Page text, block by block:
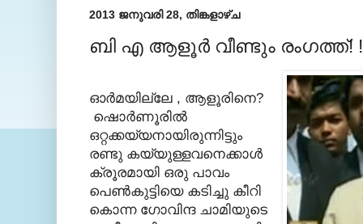
2013 ജനുവരി 28, തിങ്കളാഴ്‌ച
ബി എ ആളൂര്‍ വീണ്ടും രംഗത്ത്‌! !
ഓര്‍മയില്ലേ , ആളൂരിനെ?
ഷൊര്‍ണൂരില്‍
ഒറ്റക്കയ്യനായിരുന്നിട്ടും
രണ്ടു കയ്യുള്ളവനെക്കാള്‍
ക്രൂരമായി ഒരു പാവം
പെണ്‍കുട്ടിയെ കടിച്ചു കീറി
കൊന്ന ഗോവിന്ദ ചാമിയുടെ